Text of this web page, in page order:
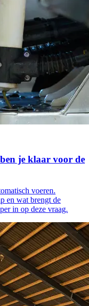
je klaar voor de
voeren.
en wat brengt de
in op deze vraag.